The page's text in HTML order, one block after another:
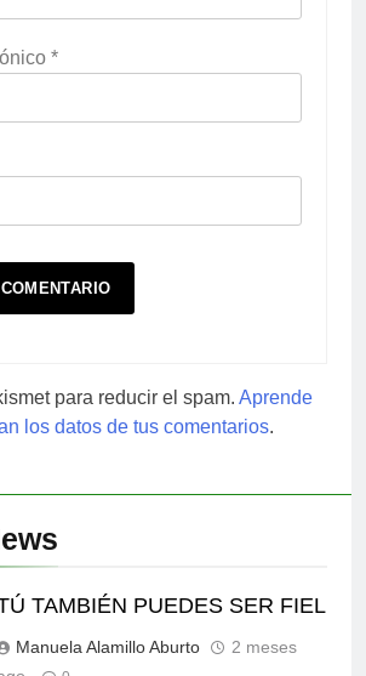
*
para reducir el spam. Aprende
los datos de tus comentarios.
TAMBIÉN PUEDES SER FIEL
Manuela Alamillo Aburto
2 meses